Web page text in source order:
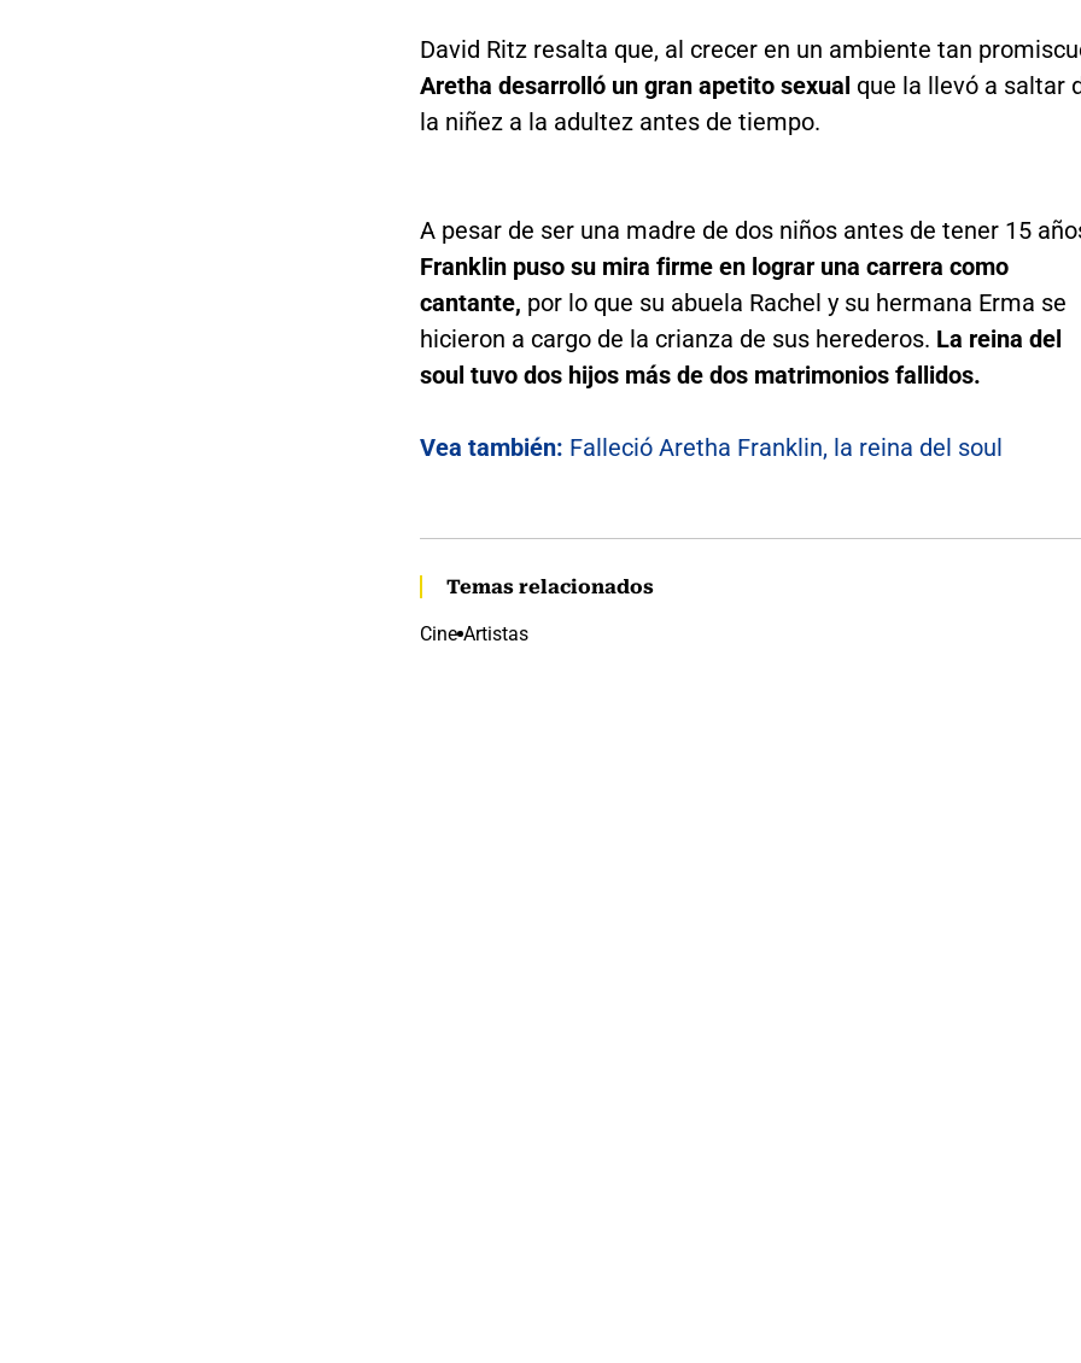
David Ritz resalta que, al crecer en un ambiente tan
Aretha desarrolló un gran apetito sexual que la llevó a saltar
la niñez a la adultez antes de tiempo.
A pesar de ser una madre de dos niños antes de tener 15
Franklin puso su mira firme en lograr una carrera como
cantante, por lo que su abuela Rachel y su hermana Erma se
hicieron a cargo de la crianza de sus herederos. La reina del
soul tuvo dos hijos más de dos matrimonios fallidos.
Vea también: Falleció Aretha Franklin, la reina del soul
Temas relacionados
Cine Artistas